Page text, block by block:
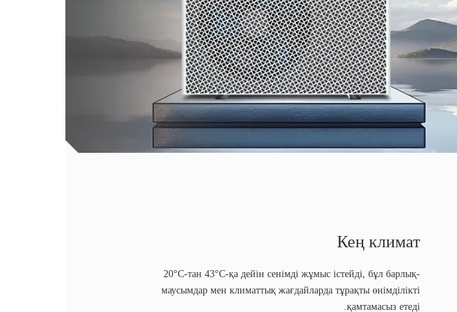
Кең климат
-20°C-тан 43°C-қа дейін сенімді жұмыс істейді, бұл барлық
маусымдар мен климаттық жағдайларда тұрақты өнімділікті
қамтамасыз етеді.